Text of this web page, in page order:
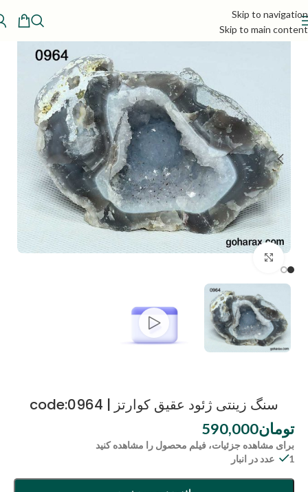
Skip to navigation
Skip to main content
سنگ زینتی ژئود عقیق کوارتز | code:0964
تومان590,000
برای مشاهده جزئیات، فیلم محصول را مشاهده کنید
1 عدد در انبار